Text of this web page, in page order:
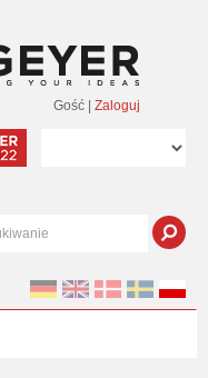
Gość Zaloguj